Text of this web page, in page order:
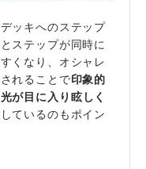
ッキへのステップ
ステップが同時に
くなり、オシャレ
れることで印象的
光が目に入り眩しく
しているのもポイン